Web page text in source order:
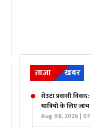
ताजा खबर
सेउटा प्रवासी
यात्रियों के लिए
Aug 08, 2026 |